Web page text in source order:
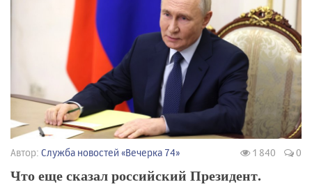
Автор: Служба новостей «Вечерка 74» 1 840 0
Что еще сказал российский Президент.